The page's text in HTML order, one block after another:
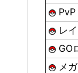
レ
GO
メ